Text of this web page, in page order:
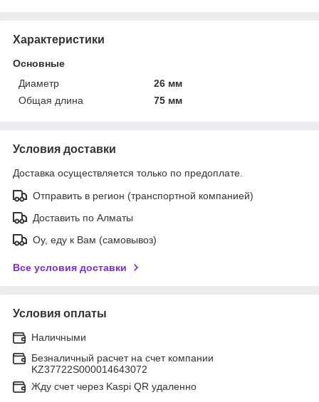
Характеристики
Основные
Диаметр
26 мм
Общая длина
75 мм
Условия доставки
Доставка осуществляется только по предоплате.
Отправить в регион (транспортной компанией)
Доставить по Алматы
Оу, еду к Вам (самовывоз)
Все условия доставки
Условия оплаты
Наличными
Безналичный расчет на счет компании
KZ37722S000014643072
Жду счет через Kaspi QR удаленно